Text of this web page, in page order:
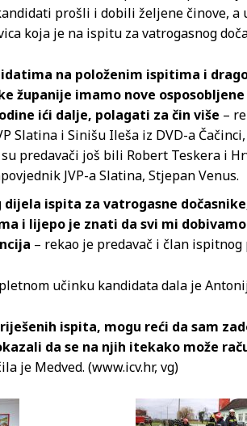
prošli i dobili željene činove,
koja je na ispitu za vatrogasnog
na položenim ispitima i
županije imamo nove
ići dalje, polagati za čin više –
Slatina i Sinišu Ileša iz DVD-a
predavači još bili Robert Teskera i
JVP-a Slatina, Stjepan Venus.
dijela ispita za vatrogasne
i lijepo je znati da svi mi
– rekao je predavač i član
učinku kandidata dala je
ispita, mogu reći da sam
da se na njih itekako može
je Medved. (www.icv.hr, vg)